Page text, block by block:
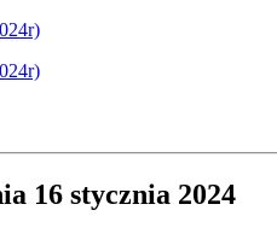
16 stycznia 2024